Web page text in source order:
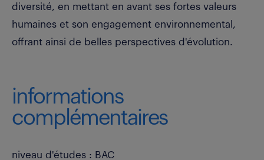
diversité, en mettant en avant ses fortes valeurs
humaines et son engagement environnemental,
offrant ainsi de belles perspectives d'évolution.
informations
complémentaires
niveau d'études : BAC